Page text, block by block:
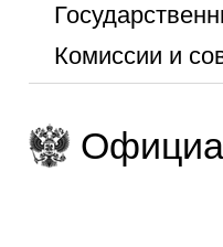
Комиссии и